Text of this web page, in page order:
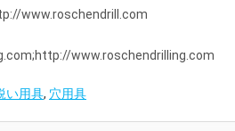
www.roschendrill.com
www.roschendrilling.com
い用具, 穴用具